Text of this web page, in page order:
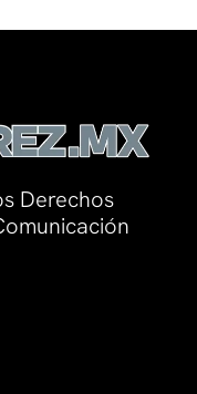
Derechos